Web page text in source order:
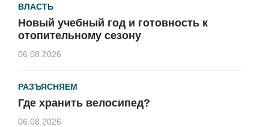
ВЛАСТЬ
Новый учебный год и готовность к
отопительному сезону
06.08.2026
РАЗЪЯСНЯЕМ
Где хранить велосипед?
06.08.2026